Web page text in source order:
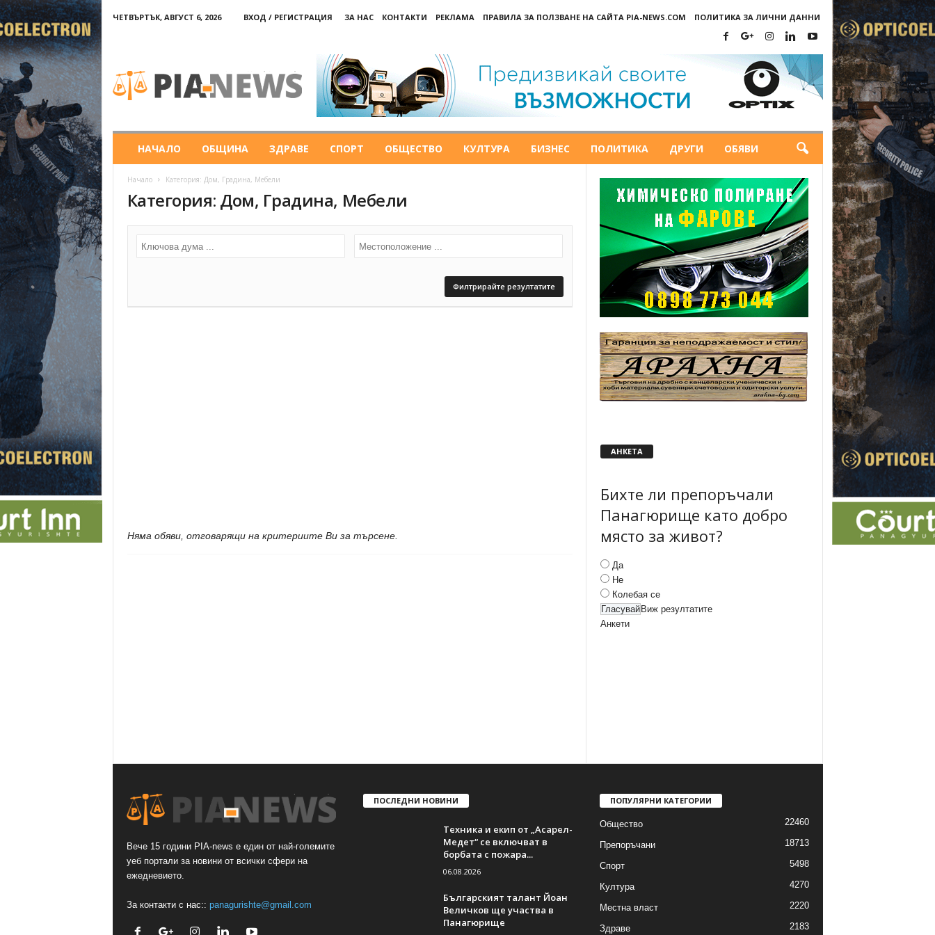
ЧЕТВЪРТЪК, АВГУСТ 6, 2026 ВХОД / РЕГИСТРАЦИЯ ЗА НАС КОНТАКТИ РЕКЛАМА ПРАВИЛА ЗА ПОЛЗВАНЕ НА САЙТА PIA-NEWS.COM ПОЛИТИКА ЗА ЛИЧНИ ДАННИ
НАЧАЛО ОБЩИНА ЗДРАВЕ СПОРТ ОБЩЕСТВО КУЛТУРА БИЗНЕС ПОЛИТИКА ДРУГИ ОБЯВИ
Начало Категория: Дом, Градина, Мебели
Категория: Дом, Градина, Мебели
Няма обяви, отговарящи на критериите Ви за търсене.
АНКЕТА
Бихте ли препоръчали
Панагюрище като добро
място за живот?
Да
Не
Колебая се
Виж резултатите
Анкети
Вече 15 години PIA-news е един от най-големите
уеб портали за новини от всички сфери на
ежедневието.
За контакти с нас:: panagurishte@gmail.com
ПОСЛЕДНИ НОВИНИ
Техника и екип от „Асарел-
Медет“ се включват в
борбата с пожара...
06.08.2026
Българският талант Йоан
Величков ще участва в
Панагюрище
ПОПУЛЯРНИ КАТЕГОРИИ
Общество 22460
Препоръчани 18713
Спорт 5498
Култура 4270
Местна власт 2220
Здраве 2183